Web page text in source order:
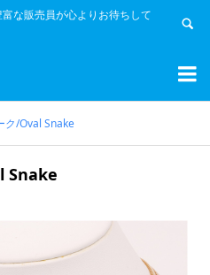
な販売員が心よりお待ちして


ク/Oval Snake
Snake